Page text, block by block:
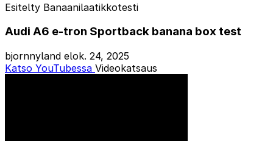
Esitelty Banaanilaatikkotesti
Audi A6 e-tron Sportback banana box test
bjornnyland elok. 24, 2025
Katso YouTubessa Videokatsaus